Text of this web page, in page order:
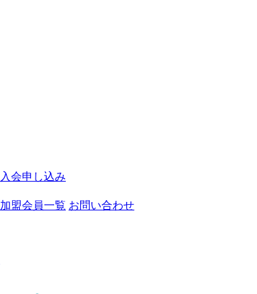
入会申し込み
加盟会員一覧 お問い合わせ